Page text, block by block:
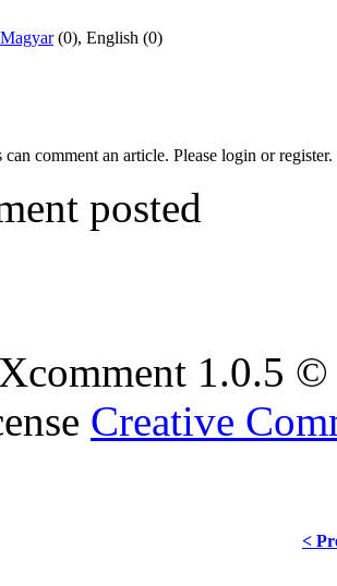
Magyar(0), English (0)
comment an article. Please login or register.
posted
1.0.5
Creative
<